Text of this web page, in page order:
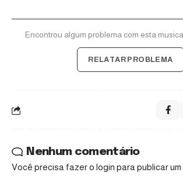
Encontrou algum problema com esta
RELATAR PROBLEMA
Nenhum comentário
Você precisa fazer o login para publicar um